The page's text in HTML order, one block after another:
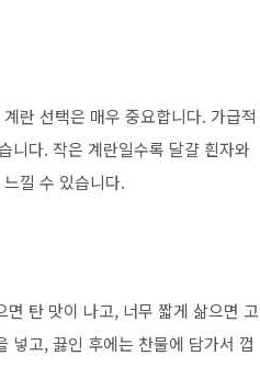
란 선택은 매우 중요합니다. 가급적
니다. 작은 계란일수록 달걀 흰자와
낄 수 있습니다.
탄 맛이 나고, 너무 짧게 삶으면 고
넣고, 끓인 후에는 찬물에 담가서 껍